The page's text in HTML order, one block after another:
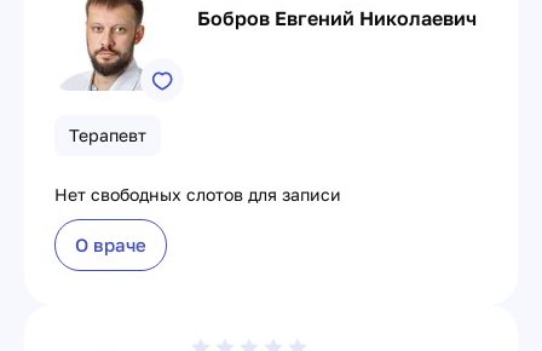
Бобров Евгений Николаевич
Терапевт
Нет свободных слотов для записи
О враче